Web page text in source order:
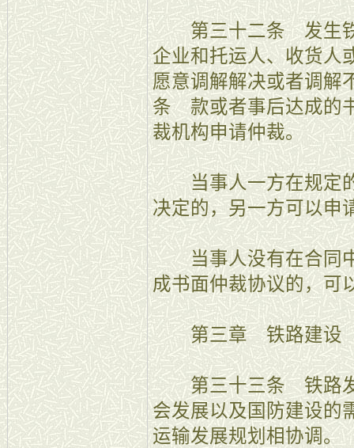
第三十二条 发生铁
企业和托运人、收货人
愿意调解解决或者调解
条 款或者事后达成的
裁机构申请仲裁。
当事人一方在规定的
决定的，另一方可以申
当事人没有在合同中
成书面仲裁协议的，可
第三章 铁路建设
第三十三条 铁路发
会发展以及国防建设的
运输发展规划相协调。